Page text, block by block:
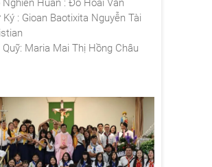
Nghiên Huấn : Đỗ Hoài Văn
Ký : Gioan Baotixita Nguyễn Tài
Quỹ: Maria Mai Thị Hồng Châu